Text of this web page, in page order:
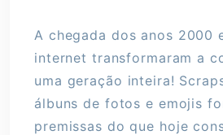
A chegada dos anos 2000
internet transformaram a
uma geração inteira!
álbuns de fotos e emojis
premissas do que hoje